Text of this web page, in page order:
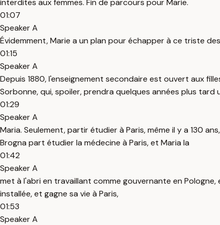
interdites aux femmes. Fin de parcours pour Marie.
01:07
Speaker A
Évidemment, Marie a un plan pour échapper à ce triste
01:15
Speaker A
Depuis 1880, l'enseignement secondaire est ouvert aux
Sorbonne, qui, spoiler, prendra quelques années plus
01:29
Speaker A
Maria. Seulement, partir étudier à Paris, même il y a 130
Brogna part étudier la médecine à Paris, et Maria la
01:42
Speaker A
met à l'abri en travaillant comme gouvernante en
installée, et gagne sa vie à Paris,
01:53
Speaker A